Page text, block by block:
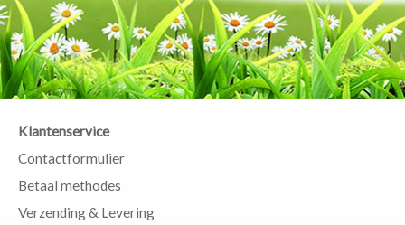
Klantenservice
Contactformulier
Betaal methodes
Verzending & Levering